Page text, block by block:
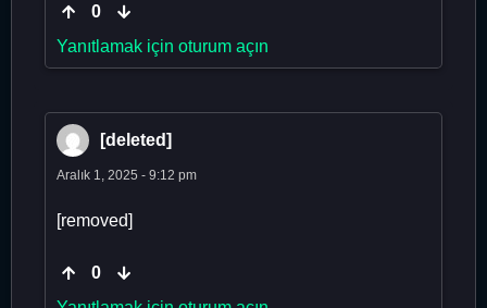
0
Yanıtlamak için oturum açın
[deleted]
Aralık 1, 2025 - 9:12 pm
[removed]
0